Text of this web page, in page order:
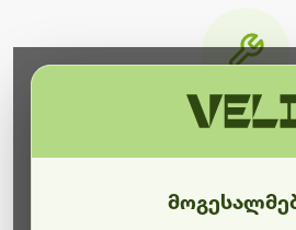
ბოდიშს გიხდით